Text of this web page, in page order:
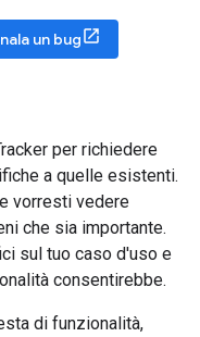
un bug
per richiedere
a quelle esistenti.
vorresti vedere
che sia importante.
sul tuo caso d'uso e
consentirebbe.
di funzionalità,